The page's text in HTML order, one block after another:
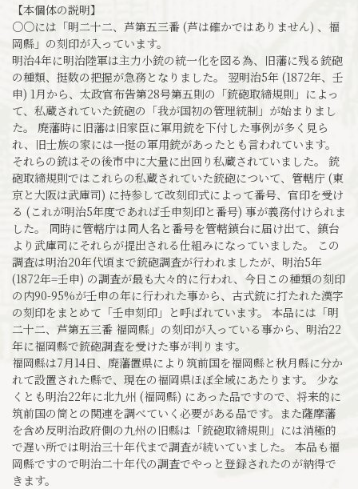
【本個体の説明】
○○には「明二十二、芦第五三番 (芦は確かではありません) 、福
岡縣」の刻印が入っています。
明治4年に明治陸軍は主力小銃の統一化を図る為、旧藩に残る銃砲
の種類、挺数の把握が急務となりました。 翌明治5年 (1872年、壬
申) 1月から、太政官布告第28号第五則の「銃砲取締規則」によっ
て、私蔵されていた銃砲の「我が国初の管理統制」が始まりまし
た。 廃藩時に旧藩は旧家臣に軍用銃を下付した事例が多く見ら
れ、旧士族の家には一挺の軍用銃があったとも言われています。
それらの銃はその後市中に大量に出回り私蔵されていました。 銃
砲取締規則ではこれらの私蔵されていた銃砲について、管轄庁 (東
京と大阪は武庫司) に持参して改刻印式によって番号、官印を受け
る (これが明治5年度であれば壬申刻印と番号) 事が義務付けられま
した。 同時に管轄庁は同人名と番号を管轄鎮台に届け出て、鎮台
より武庫司にそれらが提出される仕組みになっていました。 この
調査は明治20年代頃まで銃砲調査が行われましたが、明治5年
(1872年=壬申) の調査が最も大々的に行われ、今日この種類の刻印
の内90-95%が壬申の年に行われた事から、古式銃に打たれた漢字
の刻印をまとめて「壬申刻印」と呼ばれています。 本品には「明
二十二、芦第五三番 福岡縣」の刻印が入っている事から、明治22
年に福岡縣で銃砲調査を受けた事が判ります。
福岡縣は7月14日、廃藩置県により筑前国を福岡縣と秋月縣に分か
れて設置された縣で、現在の福岡県ほぼ全域にあたります。 少な
くとも明治22年に北九州 (福岡縣) にあった品ですので、将来的に
筑前国の筒との関連を調べていく必要がある品です。また薩摩藩
を含め反明治政府側の九州の旧縣は「銃砲取締規則」には消極的
で遅い所では明治三十年代まで調査が続いていました。 本品も福
岡縣ですので明治二十年代の調査でやっと登録されたのが納得で
きます。